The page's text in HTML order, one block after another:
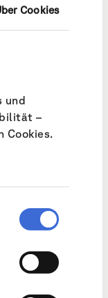
Cookies
und
–
Cookies.